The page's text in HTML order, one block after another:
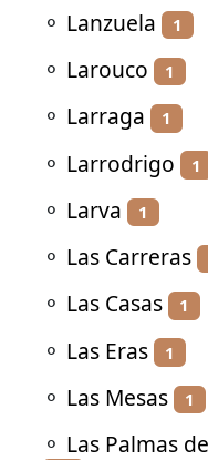
⚬ Lanzuela 1
⚬ Larouco 1
⚬ Larraga 1
⚬ Larrodrigo 1
⚬ Larva 1
⚬ Las Carreras
⚬ Las Casas 1
⚬ Las Eras 1
⚬ Las Mesas 1
⚬ Las Palmas